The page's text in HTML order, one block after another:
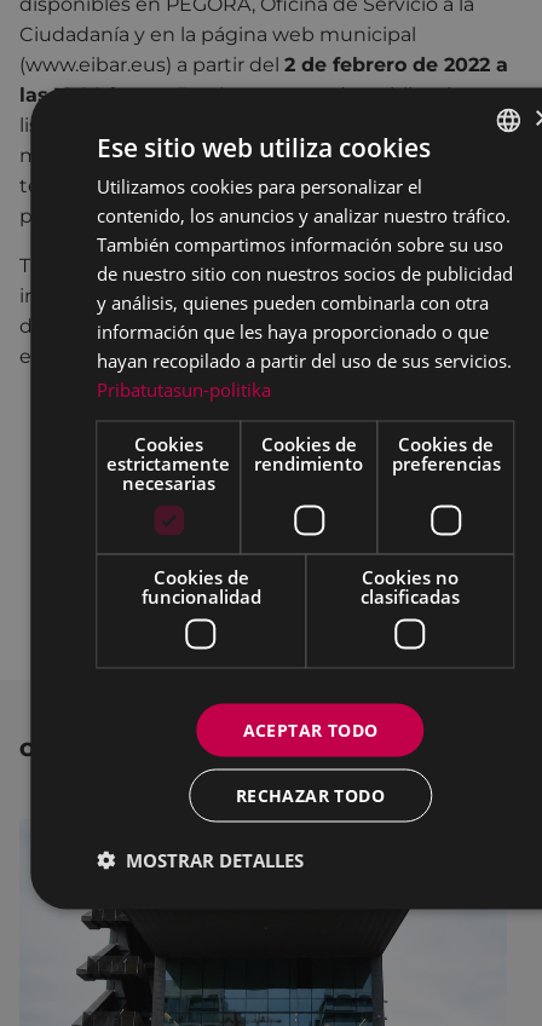
Ciudadanía y en la página web municipal
(www.eibar.eus) a partir del 2 de febrero de 2022 a
las 12:00 horas.En el momento de publicar los
listados se devenga la obligación de pago de la
matrícula. Las personas que se den de baja, no
tendrán derecho a la devolución de la parte
proporcional.
Tras recibir el aviso de la aceptación de la pre-
inscripción, es necesario realizar la inscripción
definitiva, presentando la siguiente documentación
el primer día del taller:
Solicitud de matriculación en el taller del teatro
debidamente cumplimentado y firmado por el
padre, la madre o tutor/a de el/la menor que
acudirá al taller.
En caso de tutor/a del niño/a, la documentación
que así lo acredite.
OTRAS NOTICIAS
SPANISH
Ese sitio web utiliza cookies
Utilizamos cookies para personalizar el
contenido, los anuncios y analizar nuestro tráfico.
También compartimos información sobre su uso
de nuestro sitio con nuestros socios de publicidad
y análisis, quienes pueden combinarla con otra
información que les haya proporcionado o que
hayan recopilado a partir del uso de sus servicios.
Pribatutasun-politika
Cookies
estrictamente
necesarias
Cookies de
rendimiento
Cookies de
preferencias
Cookies de
funcionalidad
Cookies no
clasificadas
ACEPTAR TODO
RECHAZAR TODO
MOSTRAR DETALLES